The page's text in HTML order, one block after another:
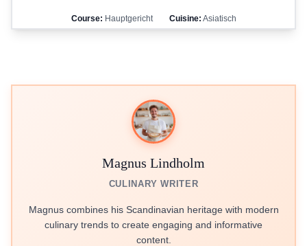
Course: Hauptgericht Cuisine: Asiatisch
Magnus Lindholm
CULINARY WRITER
Magnus combines his Scandinavian heritage with modern
culinary trends to create engaging and informative
content.